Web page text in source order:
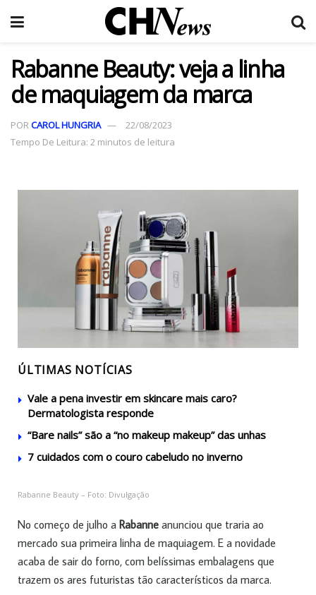
Rabanne Beauty: veja a linha
de maquiagem da marca
PORCAROL HUNGRIA
22/08/2023
Tempo De Leitura: 2 minutos de leitura
ÚLTIMAS NOTÍCIAS
Vale a pena investir em skincare mais caro?
Dermatologista responde
“Bare nails” são a “no makeup makeup” das unhas
7 cuidados com o couro cabeludo no inverno
Rabanne Beauty – Foto: Divulgação
No começo de julho a Rabanne anunciou que traria ao
mercado sua primeira linha de maquiagem. E a novidade
acaba de sair do forno, com belíssimas embalagens que
trazem os ares futuristas tão característicos da marca.